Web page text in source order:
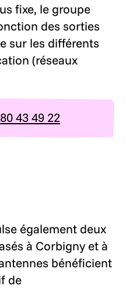
fixe, le groupe
des sorties
sur les différents
(réseaux
43 49 22
également deux
à Corbigny et à
bénéficient
de